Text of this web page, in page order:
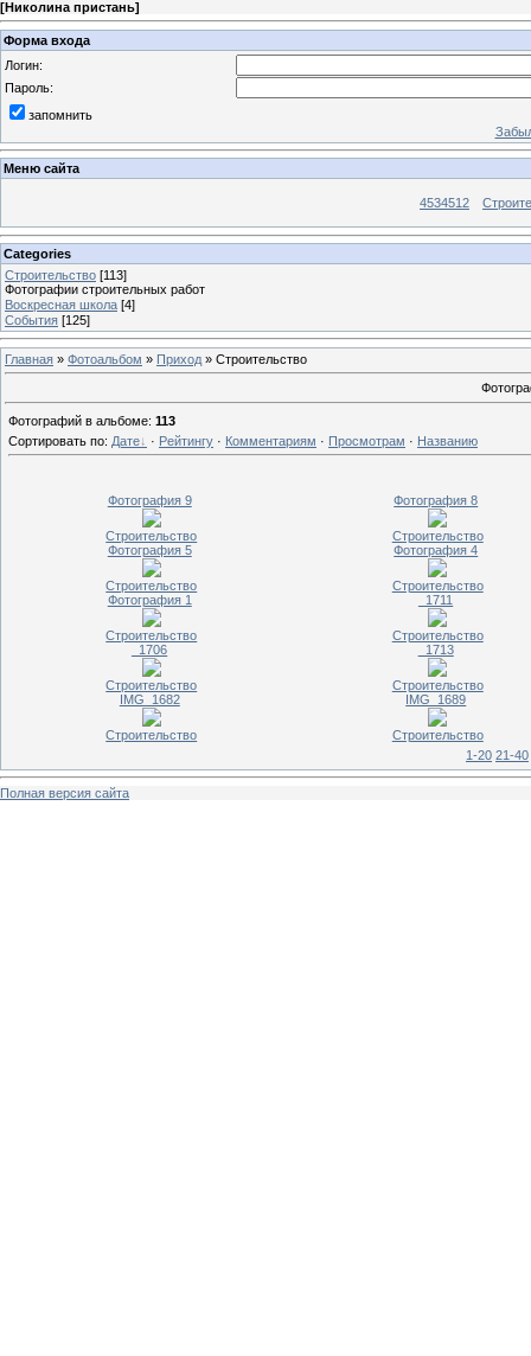
[Николина пристань]
Форма входа
Логин:
Пароль:
запомнить
Меню сайта
4534512
Categories
Строительство [113]
Фотографии строительных работ
Воскресная школа [4]
События [125]
Главная » Фотоальбом » Приход » Строительство
Фотографий в альбоме: 113
Сортировать по: Дате · Рейтингу · Комментариям · Просмотрам · Названию
Фотография 9
Строительство
Фотография 8
Строительство
Фотография 5
Строительство
Фотография 4
Строительство
Фотография 1
Строительство
_1711
Строительство
_1706
Строительство
_1713
Строительство
IMG_1682
Строительство
IMG_1689
Строительство
1-20 21-40
Полная версия сайта